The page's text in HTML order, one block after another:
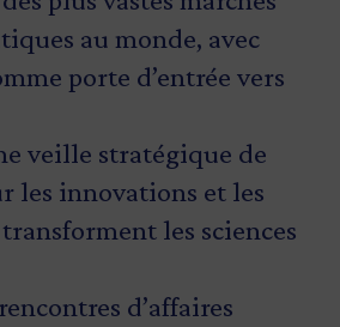
au monde, avec
porte d’entrée vers
veille stratégique de
les innovations et les
les sciences
d’affaires